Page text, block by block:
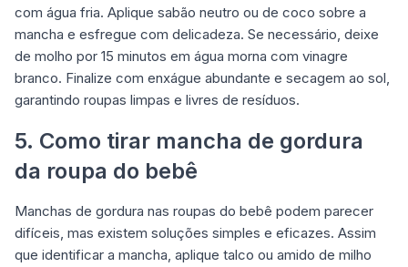
com água fria. Aplique sabão neutro ou de coco sobre a
mancha e esfregue com delicadeza. Se necessário, deixe
de molho por 15 minutos em água morna com vinagre
branco. Finalize com enxágue abundante e secagem ao sol,
garantindo roupas limpas e livres de resíduos.
5. Como tirar mancha de gordura
da roupa do bebê
Manchas de gordura nas roupas do bebê podem parecer
difíceis, mas existem soluções simples e eficazes. Assim
que identificar a mancha, aplique talco ou amido de milho